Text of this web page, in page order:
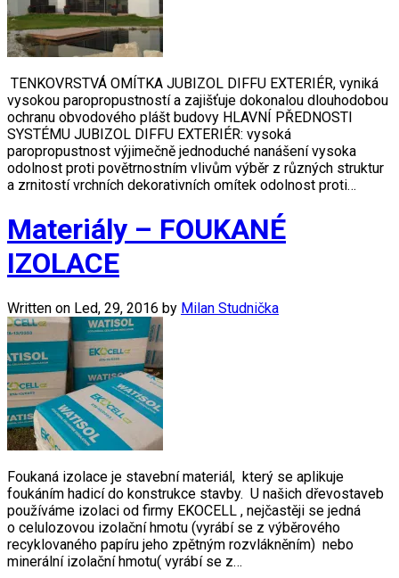
TENKOVRSTVÁ OMÍTKA JUBIZOL DIFFU EXTERIÉR, vyniká
vysokou paropropustností a zajišťuje dokonalou dlouhodobou
ochranu obvodového plášt budovy HLAVNÍ PŘEDNOSTI
SYSTÉMU JUBIZOL DIFFU EXTERIÉR: vysoká
paropropustnost výjimečně jednoduché nanášení vysoka
odolnost proti povětrnostním vlivům výběr z různých struktur
a zrnitostí vrchních dekorativních omítek odolnost proti…
Materiály – FOUKANÉ
IZOLACE
Written on Led, 29, 2016 by Milan Studnička
Foukaná izolace je stavební materiál, který se aplikuje
foukáním hadicí do konstrukce stavby. U našich dřevostaveb
používáme izolaci od firmy EKOCELL , nejčastěji se jedná
o celulozovou izolační hmotu (vyrábí se z výběrového
recyklovaného papíru jeho zpětným rozvlákněním) nebo
minerální izolační hmotu( vyrábí se z…